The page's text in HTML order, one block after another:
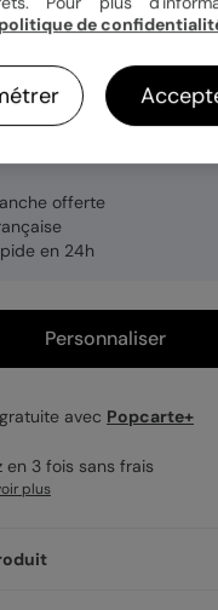
offerte
en 24h
Personnaliser
avec Popcarte+
en 3 fois sans frais
plus
politique de